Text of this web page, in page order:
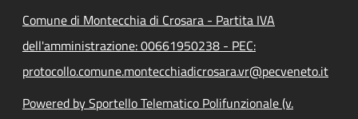
Comune di Montecchia di Crosara - Partita IVA
dell'amministrazione: 00661950238 - PEC:
protocollo.comune.montecchiadicrosara.vr@pecveneto.it
Powered by Sportello Telematico Polifunzionale (v.